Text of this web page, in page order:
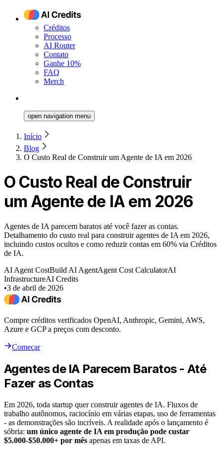
Créditos
Processo
AI Router
Contato
Ganhe 10%
FAQ
Merch
open navigation menu
Início
Blog
O Custo Real de Construir um Agente de IA em 2026
O Custo Real de Construir
um Agente de IA em 2026
Agentes de IA parecem baratos até você fazer as contas.
Detalhamento do custo real para construir agentes de IA em 2026,
incluindo custos ocultos e como reduzir contas em 60% via Créditos
de IA.
AI Agent CostBuild AI AgentAgent Cost CalculatorAI
InfrastructureAI Credits
•3 de abril de 2026
Compre créditos verificados OpenAI, Anthropic, Gemini, AWS,
Azure e GCP a preços com desconto.
Começar
Agentes de IA Parecem Baratos - Até
Fazer as Contas
Em 2026, toda startup quer construir agentes de IA. Fluxos de
trabalho autônomos, raciocínio em várias etapas, uso de ferramentas
- as demonstrações são incríveis. A realidade após o lançamento é
sóbria: um único agente de IA em produção pode custar
$5.000-$50.000+ por mês apenas em taxas de API.